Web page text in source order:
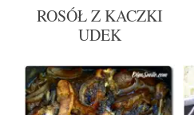
ROSÓŁ Z KACZKI
UDEK